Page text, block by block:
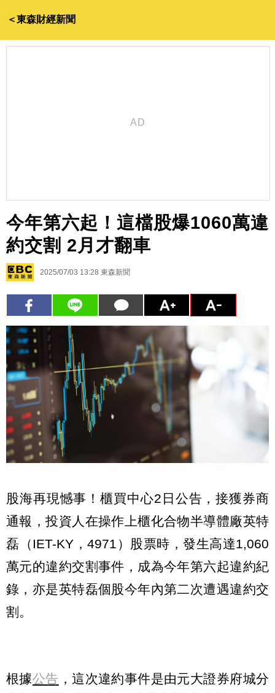
＜東森財經新聞
今年第六起！這檔股爆1060萬違
約交割 2月才翻車
2025/07/03 13:28 東森新聞
股海再現憾事！櫃買中心2日公告，接獲券商
通報，投資人在操作上櫃化合物半導體廠英特
磊（IET-KY，4971）股票時，發生高達1,060
萬元的違約交割事件，成為今年第六起違約紀
錄，亦是英特磊個股今年內第二次遭遇違約交
割。
根據公告 ，這次違約事件是由元大證券府城分